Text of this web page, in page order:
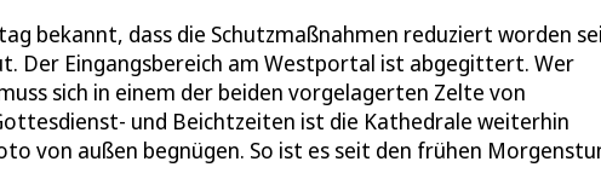
bekannt, dass die Schutzmaßnahmen reduziert worden
Der Eingangsbereich am Westportal ist abgegittert. Wer
sich in einem der beiden vorgelagerten Zelte von
und Beichtzeiten ist die Kathedrale weiterhin
von außen begnügen. So ist es seit den frühen